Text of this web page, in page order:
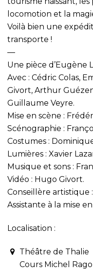
locomotion et la
Voilà bien une
transporte !
—
Une pièce d’Eugène
Avec : Cédric Colas,
Givort, Arthur
Guillaume Veyre.
Mise en scène :
Scénographie :
Costumes :
Lumières : Xavier
Musique et sons :
Vidéo : Hugo Givort.
Conseillère artistique
Assistante à la mise
Localisation :
Théâtre de Thalie
Cours Michel